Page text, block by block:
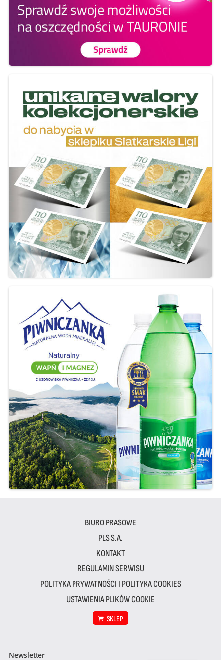
BIURO PRASOWE
PLS S.A.
KONTAKT
REGULAMIN SERWISU
POLITYKA PRYWATNOŚCI I POLITYKA COOKIES
USTAWIENIA PLIKÓW COOKIE
SKLEP
Newsletter